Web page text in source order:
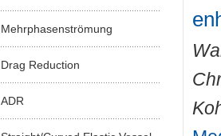
Mehrphasenströmung
Drag Reduction
ADR